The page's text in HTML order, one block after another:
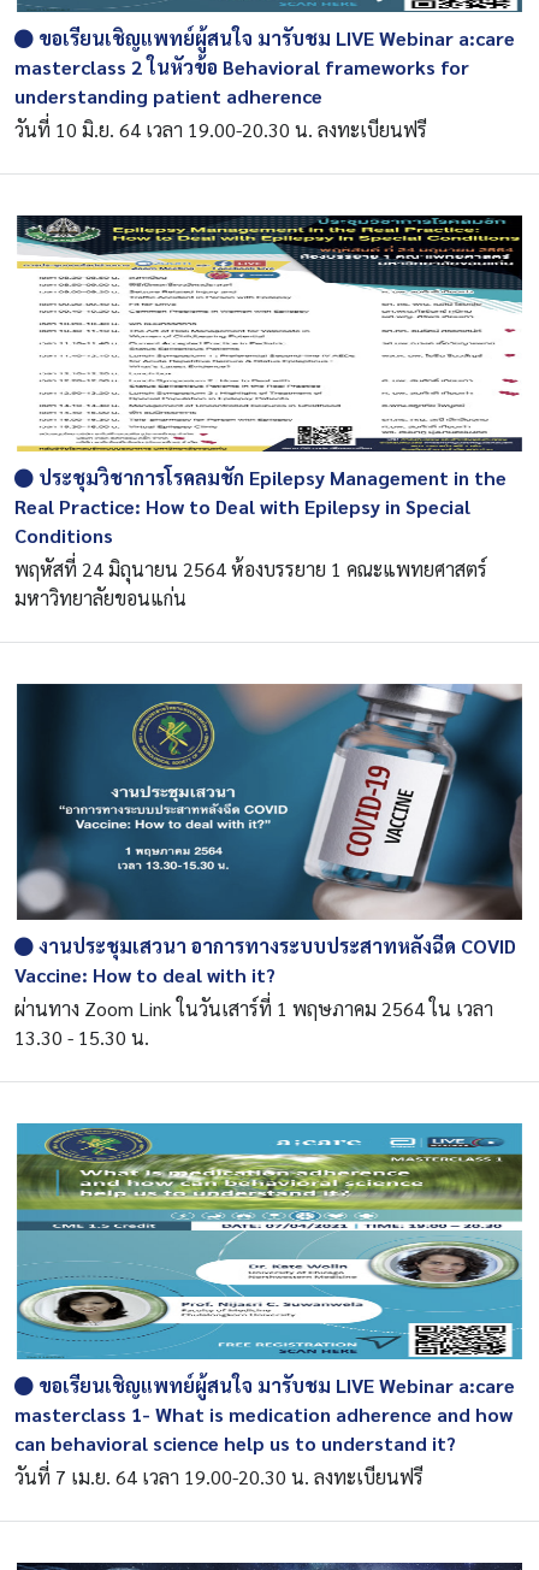
ขอเรียนเชิญแพทย์ผู้สนใจ มารับชม LIVE Webinar a:care
masterclass 2 ในหัวข้อ Behavioral frameworks for
understanding patient adherence
วันที่ 10 มิ.ย. 64 เวลา 19.00-20.30 น. ลงทะเบียนฟรี
ประชุมวิชาการโรคลมชัก Epilepsy Management in the
Real Practice: How to Deal with Epilepsy in Special
Conditions
พฤหัสที่ 24 มิถุนายน 2564 ห้องบรรยาย 1 คณะแพทยศาสตร์
มหาวิทยาลัยขอนแก่น
งานประชุมเสวนา อาการทางระบบประสาทหลังฉีด COVID
Vaccine: How to deal with it?
ผ่านทาง Zoom Link ในวันเสาร์ที่ 1 พฤษภาคม 2564 ใน เวลา
13.30 - 15.30 น.
ขอเรียนเชิญแพทย์ผู้สนใจ มารับชม LIVE Webinar a:care
masterclass 1- What is medication adherence and how
can behavioral science help us to understand it?
วันที่ 7 เม.ย. 64 เวลา 19.00-20.30 น. ลงทะเบียนฟรี